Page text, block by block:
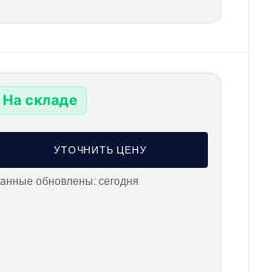
На складе
УТОЧНИТЬ ЦЕНУ
обновлены: сегодня